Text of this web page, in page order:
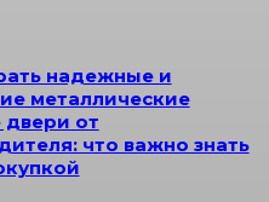
надежные и
металлические
от
что важно знать